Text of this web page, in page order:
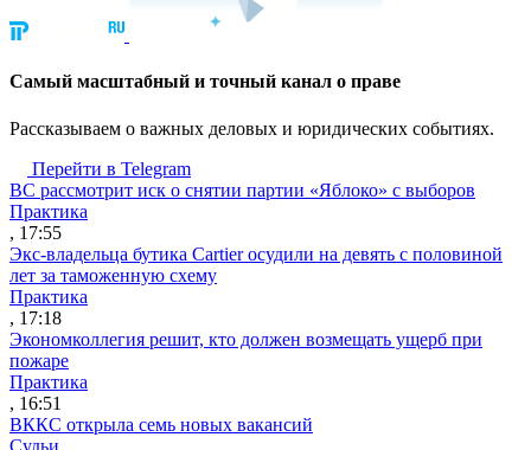
Cамый масштабный и точный канал о праве
Рассказываем о важных деловых и юридических событиях.
Перейти в Telegram
ВС рассмотрит иск о снятии партии «Яблоко» с выборов
Практика
, 17:55
Экс-владельца бутика Cartier осудили на девять с половиной
лет за таможенную схему
Практика
, 17:18
Экономколлегия решит, кто должен возмещать ущерб при
пожаре
Практика
, 16:51
ВККС открыла семь новых вакансий
Судьи